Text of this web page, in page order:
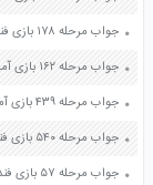
جواب مرحله ۱۷۸ بازی فندق 178 صد و هفتاد و هشت پاسخ
جواب مرحله ۱۶۲ بازی آمیرزا 162 صد و شصت و دو پاسخ
جواب مرحله ۴۳۹ بازی آمیرزا 439 چهارصد و سی و نه پاسخ
جواب مرحله ۵۴۰ بازی فندق 540 پانصد و چهل پاسخ
جواب مرحله ۵۷ بازی فندق 57 پنجاه و هفت پاسخ